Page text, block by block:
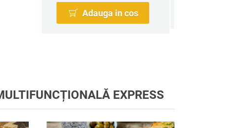
Adauga in cos
EXPRESS